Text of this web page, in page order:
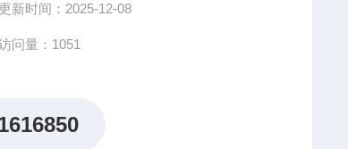
更新时间：2025-12-08
问量：1051